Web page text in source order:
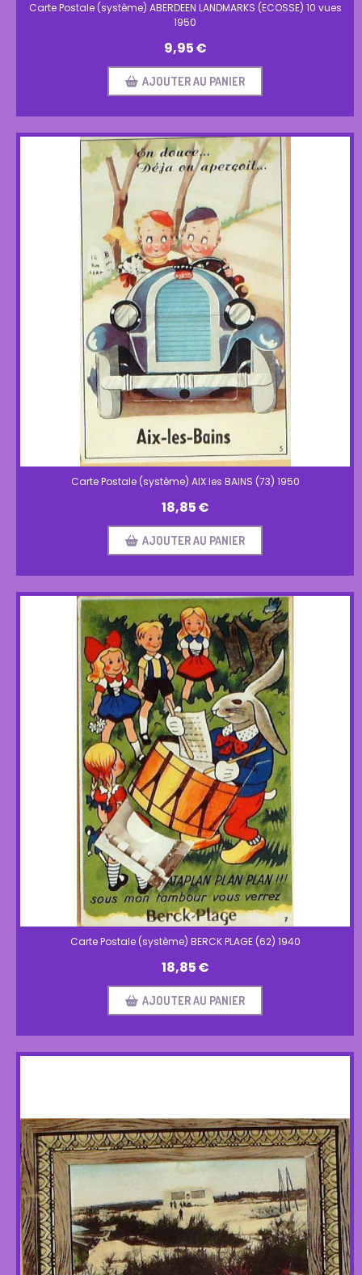
Carte Postale (système) ABERDEEN LANDMARKS (ECOSSE) 10 vues
1950
9,95€
AJOUTER AU PANIER
Carte Postale (système) AIX les BAINS (73) 1950
18,85€
AJOUTER AU PANIER
Carte Postale (système) BERCK PLAGE (62) 1940
18,85€
AJOUTER AU PANIER